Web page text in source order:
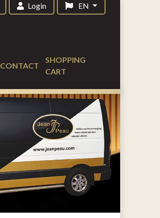
Login EN
CONTACT
SHOPPING
CART